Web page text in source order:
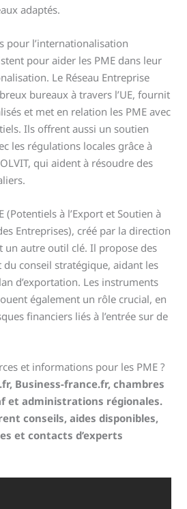
adaptés.
pour l’internationalisation
pour aider les PME dans leur
Le Réseau Entreprise
bureaux à travers l’UE, fournit
et met en relation les PME avec
Ils offrent aussi un soutien
les régulations locales grâce à
qui aident à résoudre des
(Potentiels à l’Export et Soutien à
Entreprises), créé par la direction
un autre outil clé. Il propose des
du conseil stratégique, aidant les
d’exportation. Les instruments
également un rôle crucial, en
financiers liés à l’entrée sur de
et informations pour les PME ?
Business-france.fr, chambres
et administrations régionales.
conseils, aides disponibles,
et contacts d’experts